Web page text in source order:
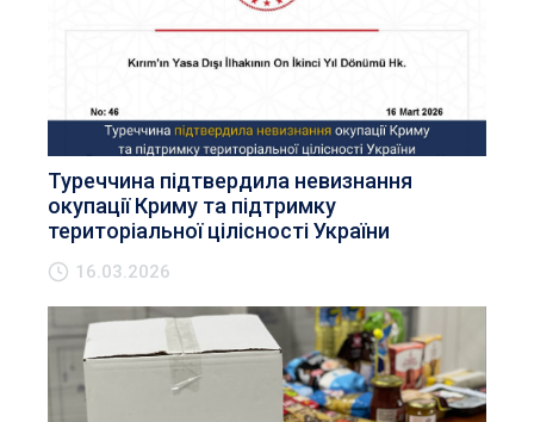
Туреччина підтвердила невизнання
окупації Криму та підтримку
територіальної цілісності України
16.03.2026